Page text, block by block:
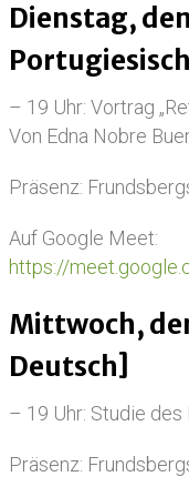
Dienstag,
– 19 Uhr: Vortrag
Von Edna Nobre
Präsenz:
Auf Google Meet:
https://
Mittwoch,
Deutsch]
– 19 Uhr: Studie des
Präsenz: